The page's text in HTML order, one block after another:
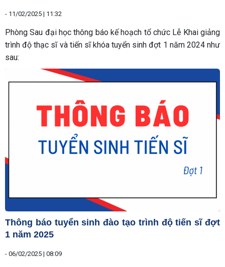
- 11/02/2025 | 11:32
Phòng Sau đại học thông báo kế hoạch tổ chức Lễ Khai giảng
trình độ thạc sĩ và tiến sĩ khóa tuyển sinh đợt 1 năm 2024 như
sau:
Thông báo tuyển sinh đào tạo trình độ tiến sĩ đợt
1 năm 2025
- 06/02/2025 | 08:09